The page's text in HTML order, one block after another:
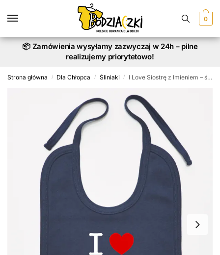
0
📦 Zamówienia wysyłamy zazwyczaj w 24h – pilne
realizujemy priorytetowo!
Strona główna / Dla Chłopca / Śliniaki / I Love Siostrę z Imieniem – śliniak dla niemowląt